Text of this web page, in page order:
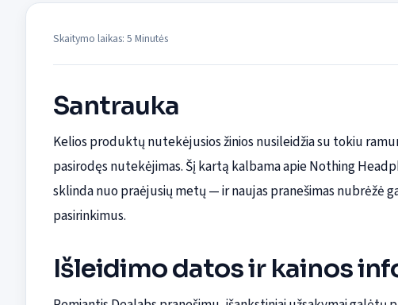
Skaitymo laikas: 5 Minutės
Santrauka
Kelios produktų nutekėjusios žinios nusileidžia su tokiu
pasirodęs nutekėjimas. Šį kartą kalbama apie Nothing
sklinda nuo praėjusių metų — ir naujas pranešimas nubrėžė
pasirinkimus.
Išleidimo datos ir kainos